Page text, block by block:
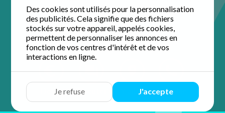
Des cookies sont utilisés pour la personnalisation
des publicités. Cela signifie que des fichiers
stockés sur votre appareil, appelés cookies,
permettent de personnaliser les annonces en
fonction de vos centres d'intérêt et de vos
interactions en ligne.
Je refuse J'accepte
agence de proximité pour un domicile impeccable.
5 / 5 sur 60 avisGoogle
Devis Discuter Y aller Appeler